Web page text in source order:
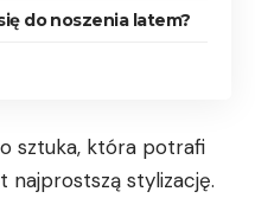
do ⁣noszenia latem?
sztuka, która potrafi
‌stylizację.